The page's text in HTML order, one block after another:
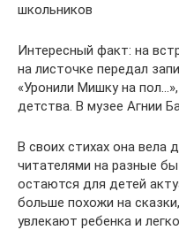
школьников
Интересный факт: на
на листочке передал
«Уронили Мишку на
детства. В музее Агнии
В своих стихах она вела
читателями на разные
остаются для детей
больше похожи на
увлекают ребенка и